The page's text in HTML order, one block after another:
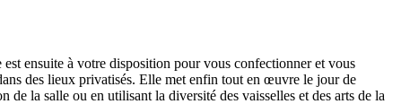
est ensuite à votre disposition pour vous confectionner et vous
des lieux privatisés. Elle met enfin tout en œuvre le jour de
la salle ou en utilisant la diversité des vaisselles et des arts de la